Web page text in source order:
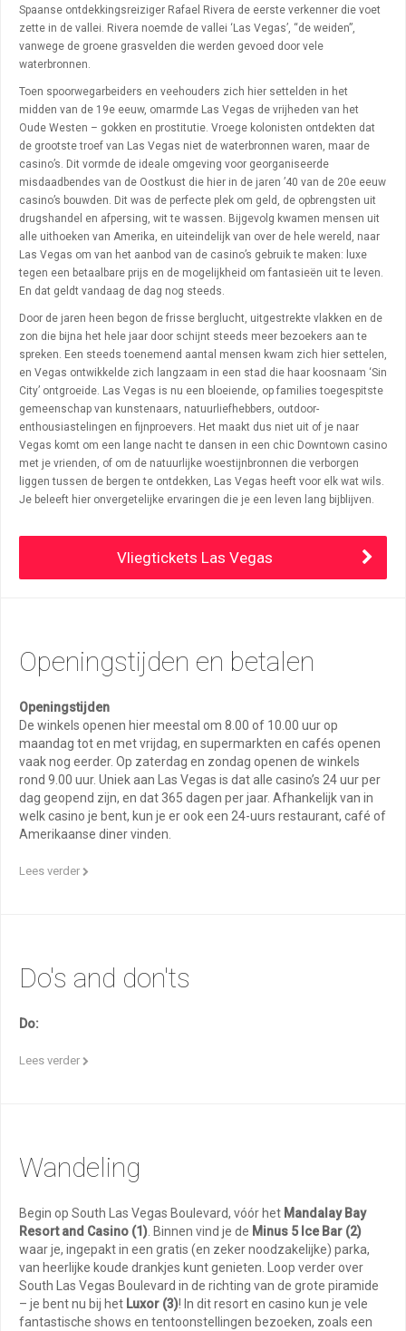
Spaanse ontdekkingsreiziger Rafael Rivera de eerste verkenner die voet
zette in de vallei. Rivera noemde de vallei ‘Las Vegas’, “de weiden”,
vanwege de groene grasvelden die werden gevoed door vele
waterbronnen.
Toen spoorwegarbeiders en veehouders zich hier settelden in het
midden van de 19e eeuw, omarmde Las Vegas de vrijheden van het
Oude Westen – gokken en prostitutie. Vroege kolonisten ontdekten dat
de grootste troef van Las Vegas niet de waterbronnen waren, maar de
casino’s. Dit vormde de ideale omgeving voor georganiseerde
misdaadbendes van de Oostkust die hier in de jaren ’40 van de 20e eeuw
casino’s bouwden. Dit was de perfecte plek om geld, de opbrengsten uit
drugshandel en afpersing, wit te wassen. Bijgevolg kwamen mensen uit
alle uithoeken van Amerika, en uiteindelijk van over de hele wereld, naar
Las Vegas om van het aanbod van de casino’s gebruik te maken: luxe
tegen een betaalbare prijs en de mogelijkheid om fantasieën uit te leven.
En dat geldt vandaag de dag nog steeds.
Door de jaren heen begon de frisse berglucht, uitgestrekte vlakken en de
zon die bijna het hele jaar door schijnt steeds meer bezoekers aan te
spreken. Een steeds toenemend aantal mensen kwam zich hier settelen,
en Vegas ontwikkelde zich langzaam in een stad die haar koosnaam ‘Sin
City’ ontgroeide. Las Vegas is nu een bloeiende, op families toegespitste
gemeenschap van kunstenaars, natuurliefhebbers, outdoor-
enthousiastelingen en fijnproevers. Het maakt dus niet uit of je naar
Vegas komt om een lange nacht te dansen in een chic Downtown casino
met je vrienden, of om de natuurlijke woestijnbronnen die verborgen
liggen tussen de bergen te ontdekken, Las Vegas heeft voor elk wat wils.
Je beleeft hier onvergetelijke ervaringen die je een leven lang bijblijven.
Vliegtickets Las Vegas
Openingstijden en betalen
Openingstijden
De winkels openen hier meestal om 8.00 of 10.00 uur op
maandag tot en met vrijdag, en supermarkten en cafés openen
vaak nog eerder. Op zaterdag en zondag openen de winkels
rond 9.00 uur. Uniek aan Las Vegas is dat alle casino’s 24 uur per
dag geopend zijn, en dat 365 dagen per jaar. Afhankelijk van in
welk casino je bent, kun je er ook een 24-uurs restaurant, café of
Amerikaanse diner vinden.
Lees verder
Do's and don'ts
Do:
Lees verder
Wandeling
Begin op South Las Vegas Boulevard, vóór het Mandalay Bay
Resort and Casino (1) . Binnen vind je de Minus 5 Ice Bar (2)
waar je, ingepakt in een gratis (en zeker noodzakelijke) parka,
van heerlijke koude drankjes kunt genieten. Loop verder over
South Las Vegas Boulevard in de richting van de grote piramide
– je bent nu bij het Luxor (3)! In dit resort en casino kun je vele
fantastische shows en tentoonstellingen bezoeken, zoals een